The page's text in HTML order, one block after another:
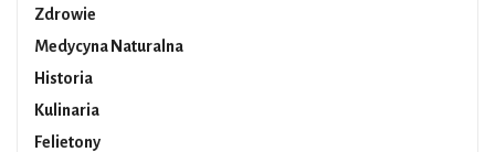
Zdrowie
Medycyna Naturalna
Historia
Kulinaria
Felietony